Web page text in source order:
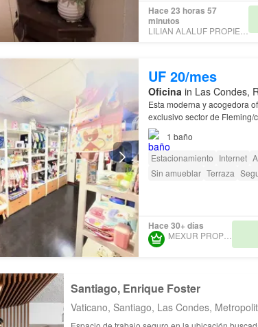
Hace 23 horas 57
minutos
LILIAN ALALUF PROPIEDADES LTDA
UF 20/mes
Oficina in Las Condes,
Esta moderna y acogedora
exclusivo sector de
1 baño
Estacionamiento Internet
Sin amueblar Terraza
Hace 30+ días
MEXUR PROPIEDADES
Santiago, Enrique Foster
Vaticano, Santiago, Las Condes,